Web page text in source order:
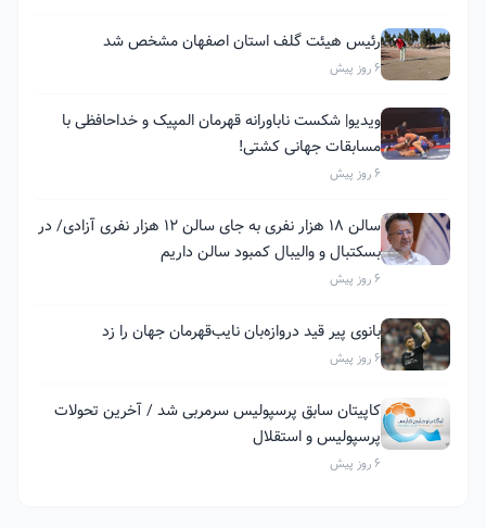
رئیس هیئت گلف استان اصفهان مشخص شد
6 روز پیش
ویدیو| شکست ناباورانه قهرمان المپیک و خداحافظی با
مسابقات جهانی کشتی!
6 روز پیش
سالن ۱۸ هزار نفری به جای سالن ۱۲ هزار نفری آزادی/ در
بسکتبال و والیبال کمبود سالن داریم
6 روز پیش
بانوی پیر قید دروازه‌بان نایب‌قهرمان جهان را زد
6 روز پیش
کاپیتان سابق پرسپولیس سرمربی شد / آخرین تحولات
پرسپولیس و استقلال
6 روز پیش